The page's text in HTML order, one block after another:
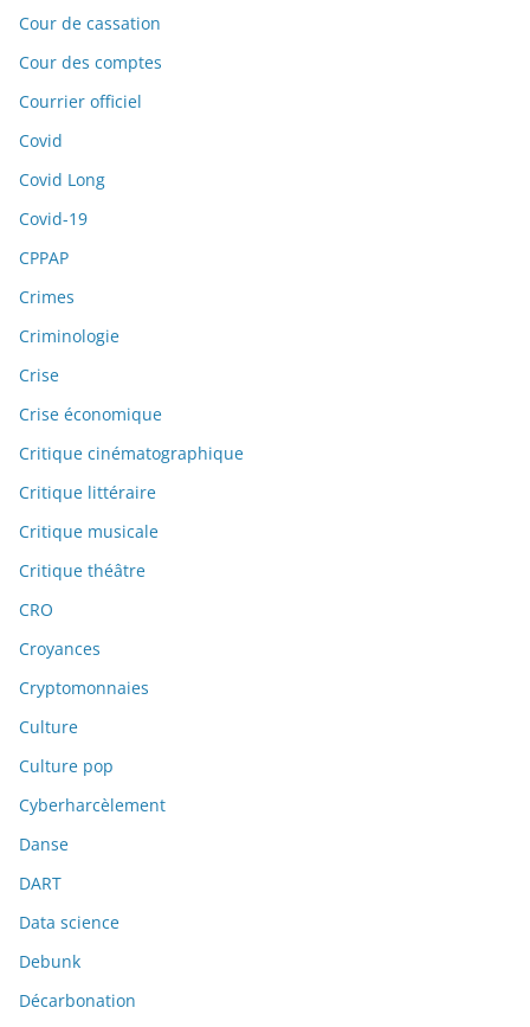
Cour de cassation
Cour des comptes
Courrier officiel
Covid
Covid Long
Covid-19
CPPAP
Crimes
Criminologie
Crise
Crise économique
Critique cinématographique
Critique littéraire
Critique musicale
Critique théâtre
CRO
Croyances
Cryptomonnaies
Culture
Culture pop
Cyberharcèlement
Danse
DART
Data science
Debunk
Décarbonation